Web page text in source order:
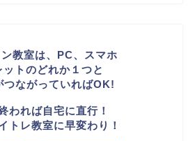
教室は、PC、スマホ
ットのどれか１つと
つながっていればOK!
われば自宅に直行！
トレ教室に早変わり！